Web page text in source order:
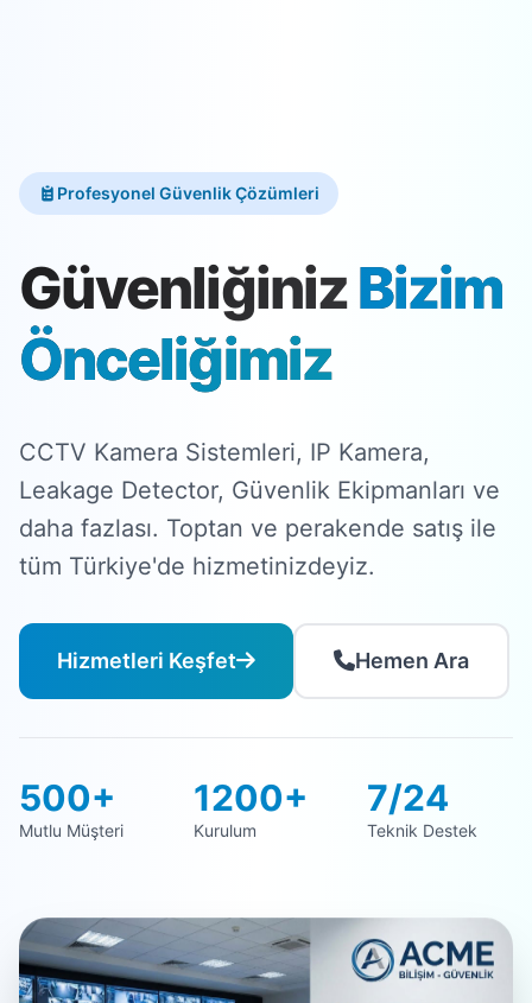
Profesyonel Güvenlik Çözümleri
GüvenliğinizBizim
Önceliğimiz
CCTV Kamera Sistemleri, IP Kamera,
Leakage Detector, Güvenlik Ekipmanları ve
daha fazlası. Toptan ve perakende satış ile
tüm Türkiye'de hizmetinizdeyiz.
Hizmetleri Keşfet Hemen Ara
500+
Mutlu Müşteri
1200+
Kurulum
7/24
Teknik Destek